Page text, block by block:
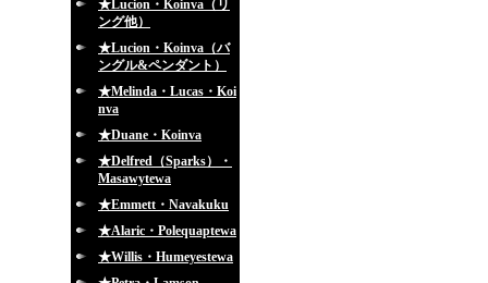
★Lucion・Koinva（リ
ング他）
★Lucion・Koinva（バ
ングル&ペンダント）
★Melinda・Lucas・Koi
nva
★Duane・Koinva
★Delfred（Sparks）・
Masawytewa
★Emmett・Navakuku
★Alaric・Polequaptewa
★Willis・Humeyestewa